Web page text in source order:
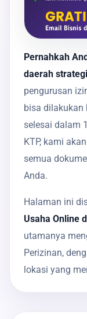
Pernahkah
daerah
pengurusan
bisa dilakukan
selesai dalam
KTP, kami
semua
Anda.
Halaman ini
Usaha Online
utamanya
Perizinan,
lokasi yang